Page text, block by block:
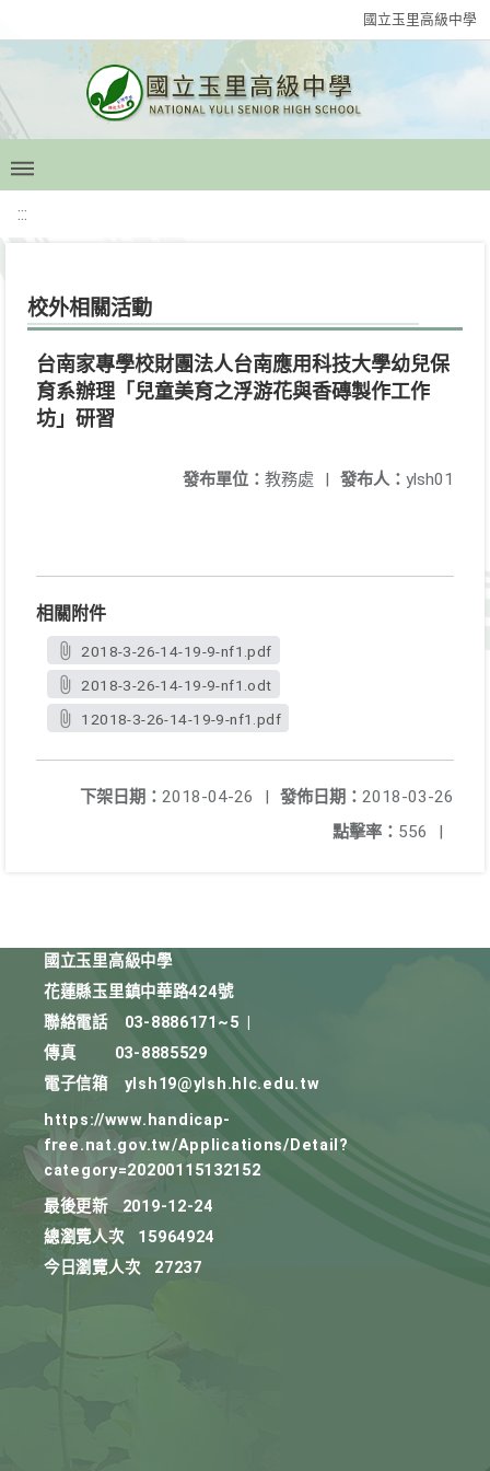
國立玉里高級中學
:::
校外相關活動
台南家專學校財團法人台南應用科技大學幼兒保
育系辦理「兒童美育之浮游花與香磚製作工作
坊」研習
發布人： ylsh01
發布單位： 教務處 |
相關附件
2018-3-26-14-19-9-nf1.pdf
2018-3-26-14-19-9-nf1.odt
12018-3-26-14-19-9-nf1.pdf
發佈日期： 2018-03-26
下架日期： 2018-04-26
|
點擊率： 556 |
國立玉里高級中學
花蓮縣玉里鎮中華路424號
聯絡電話
03-8886171~5
傳真
03-8885529
電子信箱
ylsh19@ylsh.hlc.edu.tw
https://www.handicap-
free.nat.gov.tw/Applications/Detail?
category=20200115132152
最後更新
2019-12-24
總瀏覽人次
15964924
今日瀏覽人次
27237